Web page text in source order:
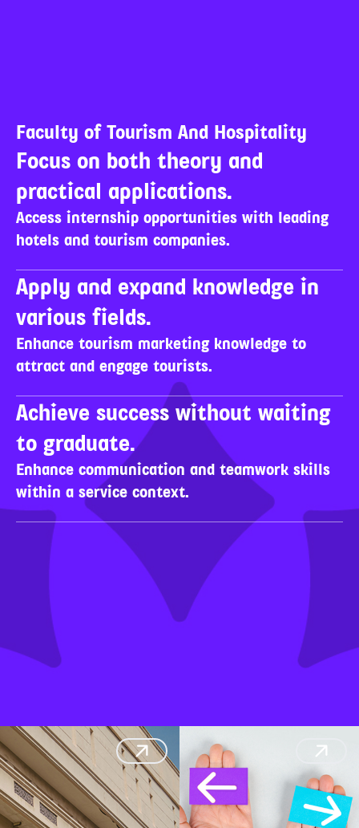
Faculty of Tourism And Hospitality
Focus on both theory and
practical applications.
Access internship opportunities with leading
hotels and tourism companies.
Apply and expand knowledge in
various fields.
Enhance tourism marketing knowledge to
attract and engage tourists.
Achieve success without waiting
to graduate.
Enhance communication and teamwork skills
within a service context.